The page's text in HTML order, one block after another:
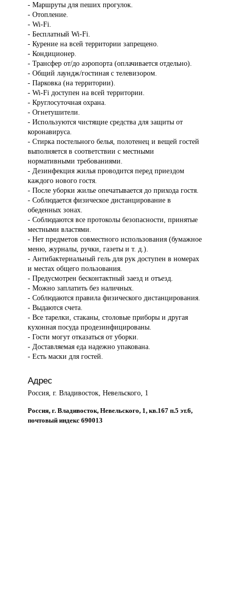
- Маршруты для пеших прогулок.
- Отопление.
- Wi-Fi.
- Бесплатный Wi-Fi.
- Курение на всей территории запрещено.
- Кондиционер.
- Трансфер от/до аэропорта (оплачивается отдельно).
- Общий лаундж/гостиная с телевизором.
- Парковка (на территории).
- Wi-Fi доступен на всей территории.
- Круглосуточная охрана.
- Огнетушители.
- Используются чистящие средства для защиты от
коронавируса.
- Стирка постельного белья, полотенец и вещей гостей
выполняется в соответствии с местными
нормативными требованиями.
- Дезинфекция жилья проводится перед приездом
каждого нового гостя.
- После уборки жилье опечатывается до прихода гостя.
- Соблюдается физическое дистанцирование в
обеденных зонах.
- Соблюдаются все протоколы безопасности, принятые
местными властями.
- Нет предметов совместного использования (бумажное
меню, журналы, ручки, газеты и т. д.).
- Антибактериальный гель для рук доступен в номерах
и местах общего пользования.
- Предусмотрен бесконтактный заезд и отъезд.
- Можно заплатить без наличных.
- Соблюдаются правила физического дистанцирования.
- Выдаются счета.
- Все тарелки, стаканы, столовые приборы и другая
кухонная посуда продезинфицированы.
- Гости могут отказаться от уборки.
- Доставляемая еда надежно упакована.
- Есть маски для гостей.
Адрес
Россия, г. Владивосток, Невельского, 1
Россия, г. Владивосток, Невельского, 1, кв.167 п.5 эт.6,
почтовый индекс 690013